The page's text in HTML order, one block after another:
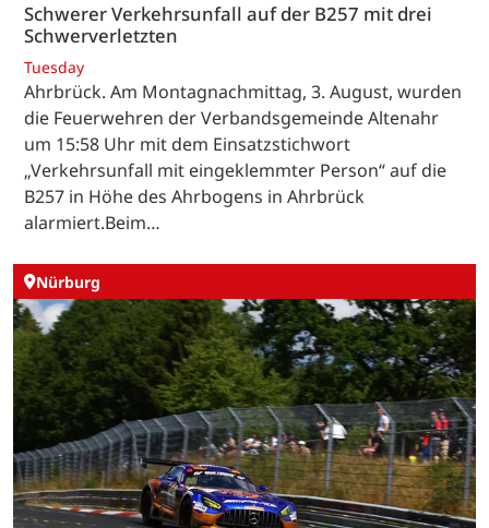
Schwerer Verkehrsunfall auf der B257 mit drei
Schwerverletzten
Tuesday
Ahrbrück. Am Montagnachmittag, 3. August, wurden
die Feuerwehren der Verbandsgemeinde Altenahr
um 15:58 Uhr mit dem Einsatzstichwort
„Verkehrsunfall mit eingeklemmter Person“ auf die
B257 in Höhe des Ahrbogens in Ahrbrück
alarmiert.Beim…
Nürburg